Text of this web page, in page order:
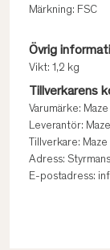
Märkning: FSC
Övrig
Vikt: 1,2 kg
Tillverkarens
Varumärke: Maze
Leverantör: Maze
Tillverkare:
Adress:
E-postadress: